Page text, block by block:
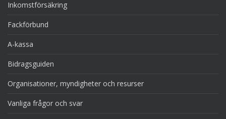
Inkomstförsäkring
Fackförbund
A-kassa
Bidragsguiden
Organisationer, myndigheter och resurser
Vanliga frågor och svar